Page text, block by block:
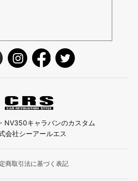
NV350キャラバンのカスタム
会社シーアールエス
商取引法に基づく表記